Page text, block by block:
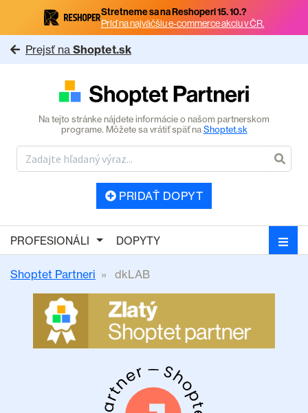
Stretneme sa na Reshoperi 15. 10.?
Príď na najväčšiu e-commerce akciu v ČR.
Prejsť na Shoptet.sk
Na tejto stránke nájdete informácie o našom partnerskom
programe. Môžete sa vrátiť späť naShoptet.sk
PRIDAŤ DOPYT
PROFESIONÁLI DOPYTY
Shoptet Partneri dkLAB